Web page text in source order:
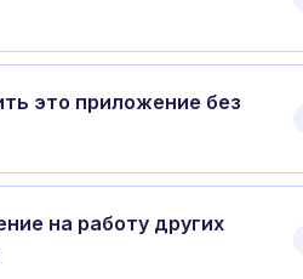
это приложение без
на работу других